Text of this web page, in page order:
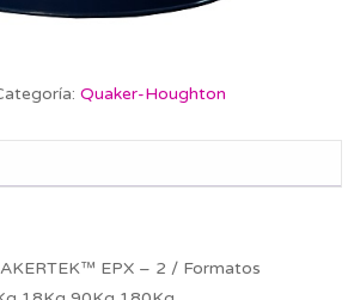
Quaker-Houghton
EPX – 2 / Formatos